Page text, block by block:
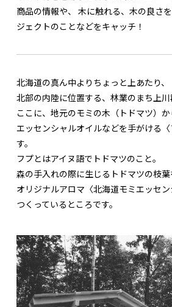
商品の情報や、 木に触れる、木の良さ
ジェクトのことなどをキャッチ！
北海道の真ん中よりちょっと上あたり、
北部の内陸に位置する、林業のまち上川
ここに、地元のモミの木（トドマツ）
エッセンシャルオイルなどを手がける
す。
フプとはアイヌ語でトドマツのこと。
森の手入れの際に生じるトドマツの枝葉
オリジナルアロマ〈北海道モミエッセ
つくっているところです。